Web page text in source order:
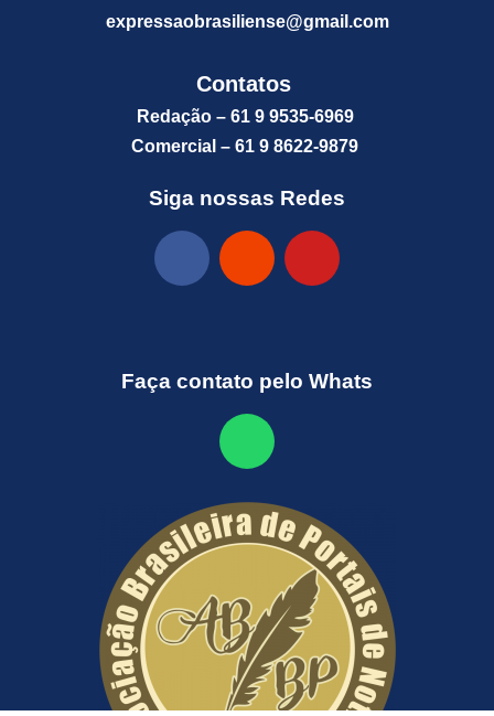
expressaobrasiliense@gmail.com
Contatos
Redação – 61 9 9535-6969
Comercial – 61 9 8622-9879
Siga nossas Redes
Faça contato pelo Whats